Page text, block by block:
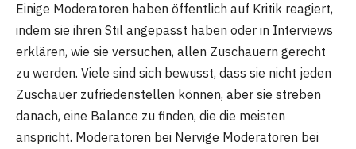
Einige Moderatoren haben öffentlich auf Kritik reagiert,
indem sie ihren Stil angepasst haben oder in Interviews
erklären, wie sie versuchen, allen Zuschauern gerecht
zu werden. Viele sind sich bewusst, dass sie nicht jeden
Zuschauer zufriedenstellen können, aber sie streben
danach, eine Balance zu finden, die die meisten
anspricht. Moderatoren bei Nervige Moderatoren bei